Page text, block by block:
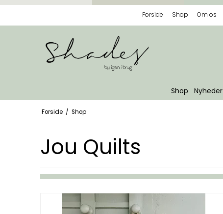
Forside Shop Om os
Shop Nyheder
Forside / Shop
Jou Quilts